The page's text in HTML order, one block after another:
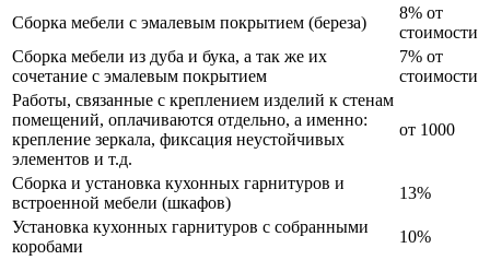
Сборка мебели с эмалевым покрытием (береза)
8% от
стоимости
Сборка мебели из дуба и бука, а так же их
сочетание с эмалевым покрытием
7% от
стоимости
Работы, связанные с креплением изделий к стенам
помещений, оплачиваются отдельно, а именно:
крепление зеркала, фиксация неустойчивых
элементов и т.д.
от 1000
Сборка и установка кухонных гарнитуров и
встроенной мебели (шкафов)
13%
Установка кухонных гарнитуров с собранными
коробами
10%